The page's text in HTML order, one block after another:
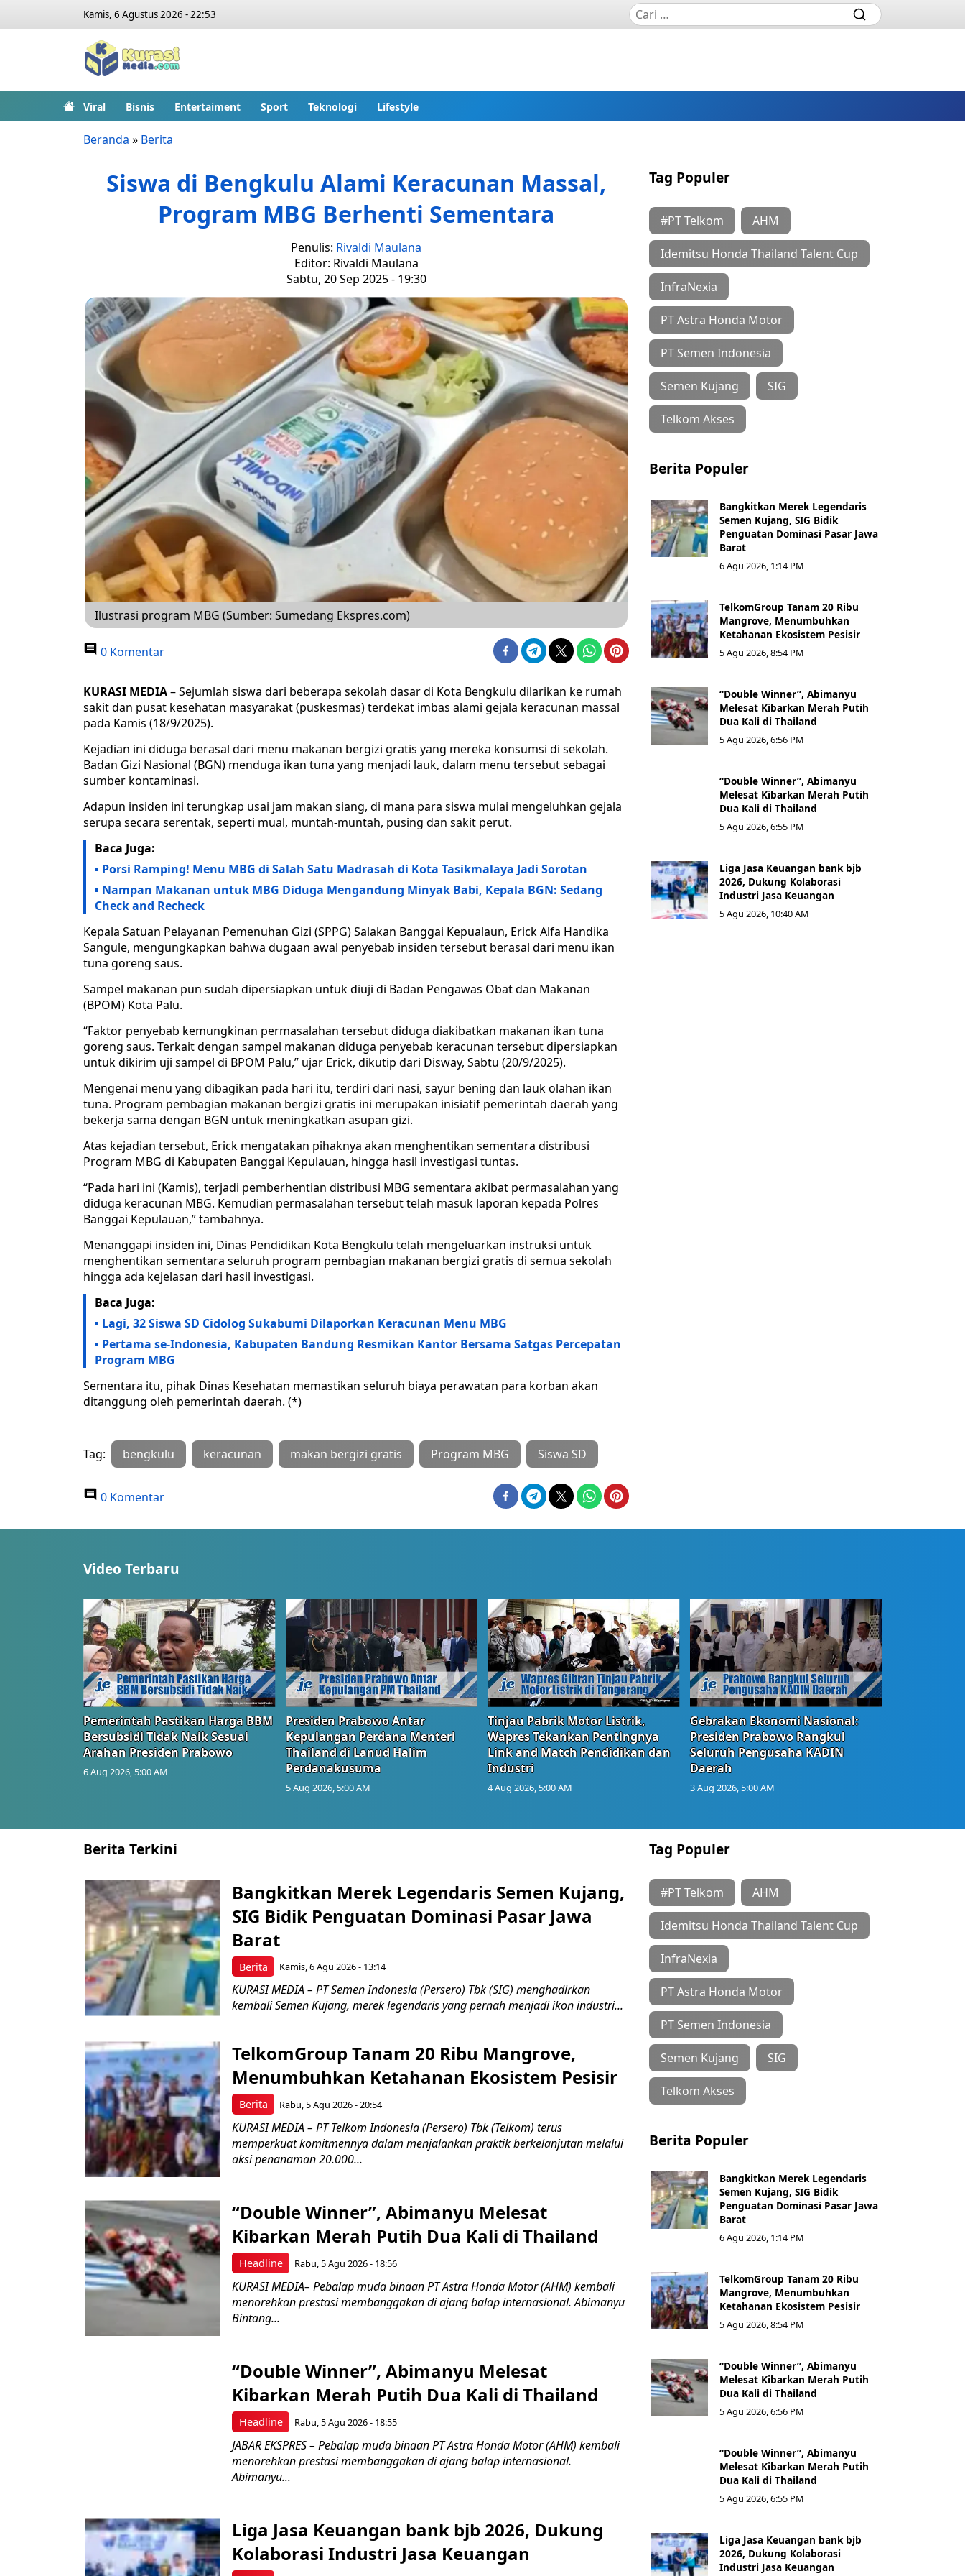
Kamis, 6 Agustus 2026 - 22:53
Viral Bisnis Entertaiment Sport Teknologi Lifestyle
Beranda » Berita
Siswa di Bengkulu Alami Keracunan Massal,
Program MBG Berhenti Sementara
Penulis: Rivaldi Maulana
Editor: Rivaldi Maulana
Sabtu, 20 Sep 2025 - 19:30
Ilustrasi program MBG (Sumber: Sumedang Ekspres.com)
0 Komentar
KURASI MEDIA– Sejumlah siswa dari beberapa sekolah dasar di Kota Bengkulu dilarikan ke rumah
sakit dan pusat kesehatan masyarakat (puskesmas) terdekat imbas alami gejala keracunan massal
pada Kamis (18/9/2025).
Kejadian ini diduga berasal dari menu makanan bergizi gratis yang mereka konsumsi di sekolah.
Badan Gizi Nasional (BGN) menduga ikan tuna yang menjadi lauk, dalam menu tersebut sebagai
sumber kontaminasi.
Adapun insiden ini terungkap usai jam makan siang, di mana para siswa mulai mengeluhkan gejala
serupa secara serentak, seperti mual, muntah-muntah, pusing dan sakit perut.
Baca Juga:
Porsi Ramping! Menu MBG di Salah Satu Madrasah di Kota Tasikmalaya Jadi Sorotan
Nampan Makanan untuk MBG Diduga Mengandung Minyak Babi, Kepala BGN: Sedang
Check and Recheck
Kepala Satuan Pelayanan Pemenuhan Gizi (SPPG) Salakan Banggai Kepualaun, Erick Alfa Handika
Sangule, mengungkapkan bahwa dugaan awal penyebab insiden tersebut berasal dari menu ikan
tuna goreng saus.
Sampel makanan pun sudah dipersiapkan untuk diuji di Badan Pengawas Obat dan Makanan
(BPOM) Kota Palu.
“Faktor penyebab kemungkinan permasalahan tersebut diduga diakibatkan makanan ikan tuna
goreng saus. Terkait dengan sampel makanan diduga penyebab keracunan tersebut dipersiapkan
untuk dikirim uji sampel di BPOM Palu,” ujar Erick, dikutip dari Disway, Sabtu (20/9/2025).
Mengenai menu yang dibagikan pada hari itu, terdiri dari nasi, sayur bening dan lauk olahan ikan
tuna. Program pembagian makanan bergizi gratis ini merupakan inisiatif pemerintah daerah yang
bekerja sama dengan BGN untuk meningkatkan asupan gizi.
Atas kejadian tersebut, Erick mengatakan pihaknya akan menghentikan sementara distribusi
Program MBG di Kabupaten Banggai Kepulauan, hingga hasil investigasi tuntas.
“Pada hari ini (Kamis), terjadi pemberhentian distribusi MBG sementara akibat permasalahan yang
diduga keracunan MBG. Kemudian permasalahan tersebut telah masuk laporan kepada Polres
Banggai Kepulauan,” tambahnya.
Menanggapi insiden ini, Dinas Pendidikan Kota Bengkulu telah mengeluarkan instruksi untuk
menghentikan sementara seluruh program pembagian makanan bergizi gratis di semua sekolah
hingga ada kejelasan dari hasil investigasi.
Baca Juga:
Lagi, 32 Siswa SD Cidolog Sukabumi Dilaporkan Keracunan Menu MBG
Pertama se-Indonesia, Kabupaten Bandung Resmikan Kantor Bersama Satgas Percepatan
Program MBG
Sementara itu, pihak Dinas Kesehatan memastikan seluruh biaya perawatan para korban akan
ditanggung oleh pemerintah daerah. (*)
Tag: bengkulu keracunan makan bergizi gratis Program MBG Siswa SD
0 Komentar
Tag Populer
#PT Telkom AHM
Idemitsu Honda Thailand Talent Cup
InfraNexia
PT Astra Honda Motor
PT Semen Indonesia
Semen Kujang SIG
Telkom Akses
Berita Populer
Bangkitkan Merek Legendaris
Semen Kujang, SIG Bidik
Penguatan Dominasi Pasar Jawa
Barat
6 Agu 2026, 1:14 PM
TelkomGroup Tanam 20 Ribu
Mangrove, Menumbuhkan
Ketahanan Ekosistem Pesisir
5 Agu 2026, 8:54 PM
“Double Winner”, Abimanyu
Melesat Kibarkan Merah Putih
Dua Kali di Thailand
5 Agu 2026, 6:56 PM
“Double Winner”, Abimanyu
Melesat Kibarkan Merah Putih
Dua Kali di Thailand
5 Agu 2026, 6:55 PM
Liga Jasa Keuangan bank bjb
2026, Dukung Kolaborasi
Industri Jasa Keuangan
5 Agu 2026, 10:40 AM
Video Terbaru
Pemerintah Pastikan Harga BBM
Bersubsidi Tidak Naik Sesuai
Arahan Presiden Prabowo
6 Aug 2026, 5:00 AM
Presiden Prabowo Antar
Kepulangan Perdana Menteri
Thailand di Lanud Halim
Perdanakusuma
5 Aug 2026, 5:00 AM
Tinjau Pabrik Motor Listrik,
Wapres Tekankan Pentingnya
Link and Match Pendidikan dan
Industri
4 Aug 2026, 5:00 AM
Gebrakan Ekonomi Nasional:
Presiden Prabowo Rangkul
Seluruh Pengusaha KADIN
Daerah
3 Aug 2026, 5:00 AM
Berita Terkini
Berita
Bangkitkan Merek Legendaris Semen Kujang,
SIG Bidik Penguatan Dominasi Pasar Jawa
Barat
Kamis, 6 Agu 2026 - 13:14
KURASI MEDIA – PT Semen Indonesia (Persero) Tbk (SIG) menghadirkan
kembali Semen Kujang, merek legendaris yang pernah menjadi ikon industri...
Berita
TelkomGroup Tanam 20 Ribu Mangrove,
Menumbuhkan Ketahanan Ekosistem Pesisir
Rabu, 5 Agu 2026 - 20:54
KURASI MEDIA – PT Telkom Indonesia (Persero) Tbk (Telkom) terus
memperkuat komitmennya dalam menjalankan praktik berkelanjutan melalui
aksi penanaman 20.000...
Headline
“Double Winner”, Abimanyu Melesat
Kibarkan Merah Putih Dua Kali di Thailand
Rabu, 5 Agu 2026 - 18:56
KURASI MEDIA– Pebalap muda binaan PT Astra Honda Motor (AHM) kembali
menorehkan prestasi membanggakan di ajang balap internasional. Abimanyu
Bintang...
Headline
“Double Winner”, Abimanyu Melesat
Kibarkan Merah Putih Dua Kali di Thailand
Rabu, 5 Agu 2026 - 18:55
JABAR EKSPRES – Pebalap muda binaan PT Astra Honda Motor (AHM) kembali
menorehkan prestasi membanggakan di ajang balap internasional.
Abimanyu...
Liga Jasa Keuangan bank bjb 2026, Dukung
Kolaborasi Industri Jasa Keuangan
Tag Populer
#PT Telkom AHM
Idemitsu Honda Thailand Talent Cup
InfraNexia
PT Astra Honda Motor
PT Semen Indonesia
Semen Kujang SIG
Telkom Akses
Berita Populer
Bangkitkan Merek Legendaris
Semen Kujang, SIG Bidik
Penguatan Dominasi Pasar Jawa
Barat
6 Agu 2026, 1:14 PM
TelkomGroup Tanam 20 Ribu
Mangrove, Menumbuhkan
Ketahanan Ekosistem Pesisir
5 Agu 2026, 8:54 PM
“Double Winner”, Abimanyu
Melesat Kibarkan Merah Putih
Dua Kali di Thailand
5 Agu 2026, 6:56 PM
“Double Winner”, Abimanyu
Melesat Kibarkan Merah Putih
Dua Kali di Thailand
5 Agu 2026, 6:55 PM
Liga Jasa Keuangan bank bjb
2026, Dukung Kolaborasi
Industri Jasa Keuangan